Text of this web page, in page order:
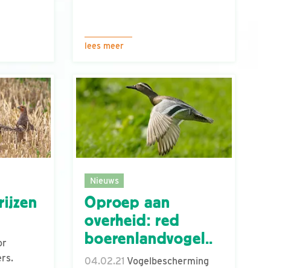
lees meer
Nieuws
Oproep aan
overheid: red
boerenlandvogel..
04.02.21 Vogelbescherming